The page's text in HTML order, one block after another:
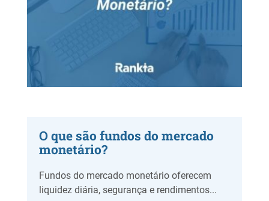
O que são fundos do mercado
monetário?
Fundos do mercado monetário oferecem
liquidez diária, segurança e rendimentos...